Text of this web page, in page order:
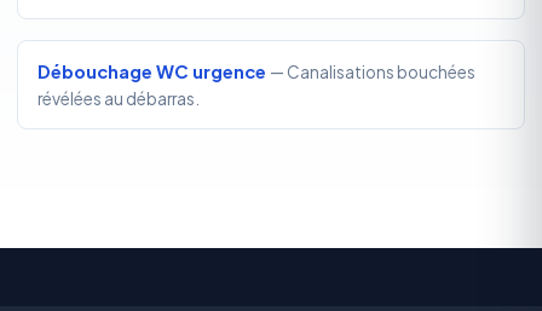
Débouchage WC urgence — Canalisations bouchées
révélées au débarras.